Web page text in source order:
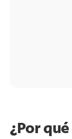
¿Por